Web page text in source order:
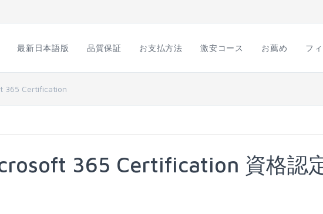
最新日本語版 品質保証 お支払方法 激安コース お薦め フ
365 Certification
365 Certification 資格認